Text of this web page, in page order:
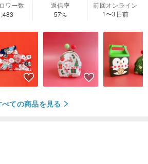
ワー数
返信率
57%
前回オンライン
1〜3日前
べての商品を見る